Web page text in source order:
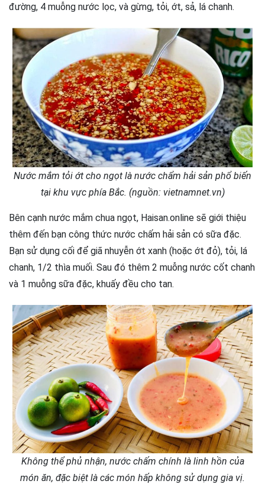
đường, 4 muỗng nước lọc, và gừng, tỏi, ớt, sả, lá chanh.
Nước mắm tỏi ớt cho ngọt là nước chẩm hải sản phổ biến
tại khu vực phía Bắc. (nguồn: vietnamnet.vn)
Bên cạnh nước mắm chua ngọt, Haisan.online sẽ giới thiệu
thêm đến bạn công thức nước chấm hải sản có sữa đặc.
Bạn sử dụng cối để giã nhuyễn ớt xanh (hoặc ớt đỏ), tỏi, lá
chanh, 1/2 thìa muối. Sau đó thêm 2 muỗng nước cốt chanh
và 1 muỗng sữa đặc, khuấy đều cho tan.
Không thể phủ nhận, nước chấm chính là linh hồn của
món ăn, đặc biệt là các món hấp không sử dụng gia vị.